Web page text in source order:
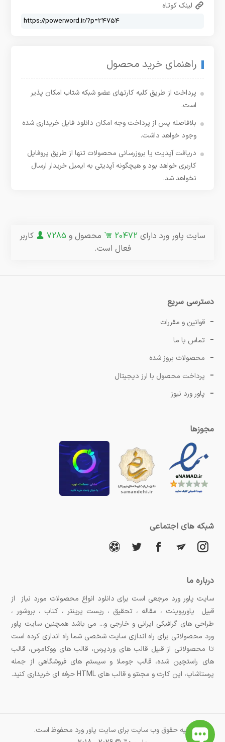
لینک کوتاه
راهنمای خرید محصول
پرداخت از طریق کلیه کارتهای عضو شبکه شتاب امکان پذیر
است.
بلافاصله پس از پرداخت وجه امکان دانلود فایل خریداری شده
وجود خواهد داشت.
دریافت آپدیت یا بروزرسانی محصولات تنها از طریق پروفایل
کاربری خواهد بود و هیچگونه آپدیتی به ایمیل خریدار ارسال
نخواهد شد.
سایت پاور ورد دارای 20472 محصول و 7285
کاربر
فعال است.
دسترسی سریع
قوانین و مقررات
تماس با ما
محصولات بروز شده
پرداخت محصول با ارز دیجیتال
پاور ورد نیوز
مجوزها
شبکه های اجتماعی
درباره ما
سایت پاور ورد مرجعی است برای دانلود انواع محصولات مورد نیاز از
قبیل پاورپوینت ، مقاله ، تحقیق ، ریست پرینتر ، کتاب ، بروشور ،
طراحی های گرافیکی ایرانی و خارجی و... می باشد همچنین سایت پاور
ورد محصولاتی برای راه اندازی سایت شخصی شما راه اندازی کرده است
تا محصولاتی از قبیل قالب های وردپرس، قالب های ووکامرس، قالب
های راستچین شده، قالب جوملا و سیستم های فروشگاهی از جمله
پرستاشاپ، اپن کارت و مجنتو و قالب های HTML حرفه ای خریداری کنید.
کلیه حقوق وب سایت برای سایت پاور ورد محفوظ است.